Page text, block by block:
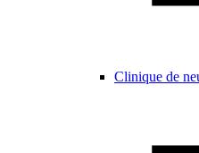
Clinique de